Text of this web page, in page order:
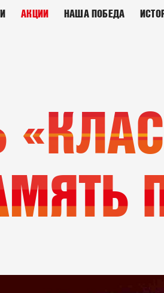
АКЦИИ НАША ПОБЕДА